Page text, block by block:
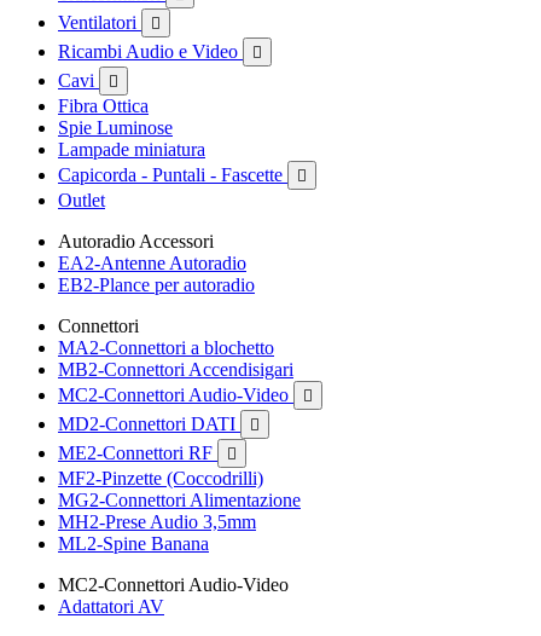
Ventilatori 
Ricambi Audio e Video 
Cavi 
Fibra Ottica
Spie Luminose
Lampade miniatura
Capicorda - Puntali - Fascette

Outlet
Autoradio Accessori
EA2-Antenne Autoradio
EB2-Plance per autoradio
Connettori
MA2-Connettori a blochetto
MB2-Connettori Accendisigari
MC2-Connettori Audio-Video

MD2-Connettori DATI 
ME2-Connettori RF 
MF2-Pinzette (Coccodrilli)
MG2-Connettori Alimentazione
MH2-Prese Audio 3,5mm
ML2-Spine Banana
MC2-Connettori Audio-Video
Adattatori AV